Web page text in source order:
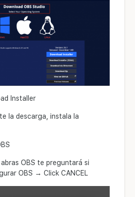
Installer
la descarga, instala la
OBS te preguntará si
OBS → Click CANCEL